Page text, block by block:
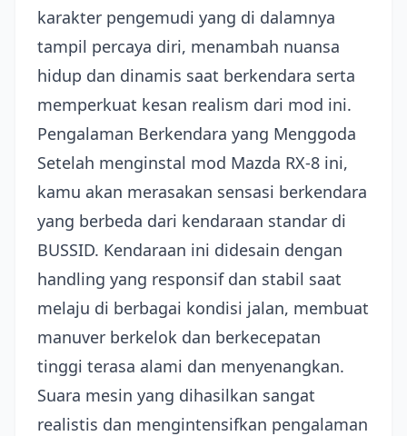
karakter pengemudi yang di dalamnya
tampil percaya diri, menambah nuansa
hidup dan dinamis saat berkendara serta
memperkuat kesan realism dari mod ini.
Pengalaman Berkendara yang Menggoda
Setelah menginstal mod Mazda RX-8 ini,
kamu akan merasakan sensasi berkendara
yang berbeda dari kendaraan standar di
BUSSID. Kendaraan ini didesain dengan
handling yang responsif dan stabil saat
melaju di berbagai kondisi jalan, membuat
manuver berkelok dan berkecepatan
tinggi terasa alami dan menyenangkan.
Suara mesin yang dihasilkan sangat
realistis dan mengintensifkan pengalaman